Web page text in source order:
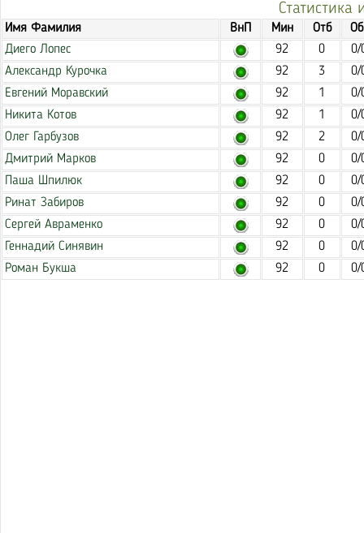
Статистика
Имя Фамилия ВнП Мин Отб
Диего Лопес
92 0
0/
Александр Курочка
92 3
0/
Евгений Моравский
92 1
0/
Никита Котов
92 1
0/
Олег Гарбузов
92 2
0/
Дмитрий Марков
92 0
0/
Паша Шпилюк
92 0
0/
Ринат Забиров
92 0
0/
Сергей Авраменко
92 0
0/
Геннадий Синявин
92 0
0/
Роман Букша
92 0 0/